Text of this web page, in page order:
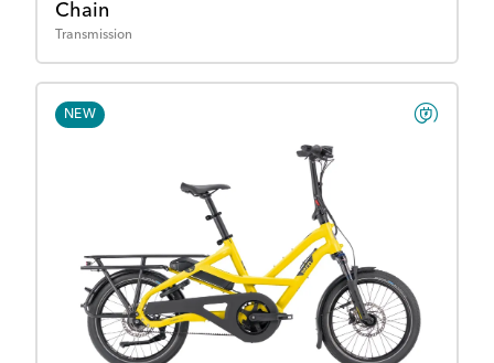
Chain
Transmission
NEW